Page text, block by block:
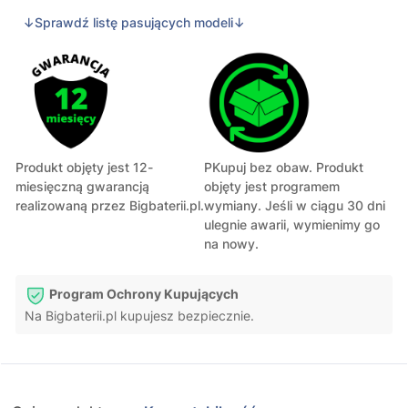
↓Sprawdź listę pasujących modeli↓
Produkt objęty jest 12-
miesięczną gwarancją
realizowaną przez Bigbaterii.pl.
PKupuj bez obaw. Produkt
objęty jest programem
wymiany. Jeśli w ciągu 30 dni
ulegnie awarii, wymienimy go
na nowy.
Program Ochrony Kupujących
Na Bigbaterii.pl kupujesz bezpiecznie.